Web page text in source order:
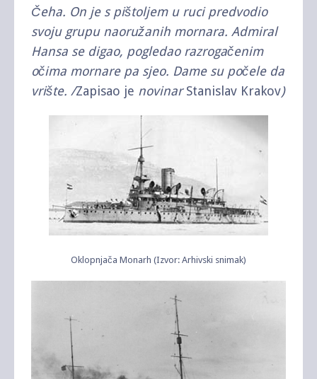
Čeha. On je s pištoljem u ruci predvodio
svoju grupu naoružanih mornara. Admiral
Hansa se digao, pogledao razrogačenim
očima mornare pa sjeo. Dame su počele da
vrište. /Zapisao je novinarStanislav Krakov)
Oklopnjača Monarh (Izvor: Arhivski snimak)